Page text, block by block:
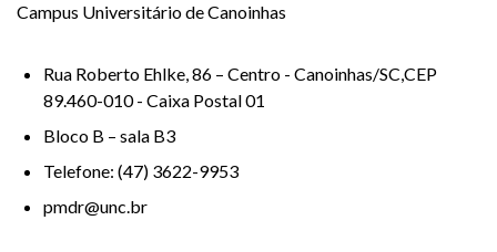
Campus Universitário de Canoinhas
Rua Roberto Ehlke, 86 – Centro - Canoinhas/SC,CEP
89.460-010 - Caixa Postal 01
Bloco B – sala B3
Telefone: (47) 3622-9953
pmdr@unc.br